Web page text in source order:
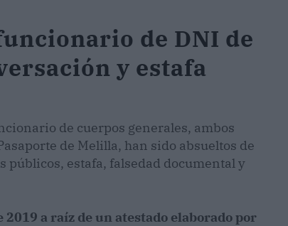
de DNI de
y estafa
de cuerpos generales, ambos
de Melilla, han sido absueltos de
públicos, estafa, falsedad documental y
a raíz de un atestado elaborado por